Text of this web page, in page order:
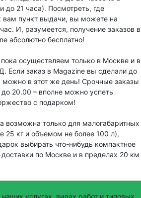
до 21 часа). Посмотреть, где
вам пункт выдачи, вы можете на
И, разумеется, получение заказов в
абсолютно бесплатно!
осуществляем только в Москве и в
Если заказ в Magazine вы сделали до
можно в этот же день! Срочные заказы
20.00 – вполне можно успеть
с подарком!
возможна только для малогабаритных
25 кг и объемом не более 100 л),
выбирать что-нибудь компактное
по Москве и в пределах 20 км
услугах, видах работ и типовых